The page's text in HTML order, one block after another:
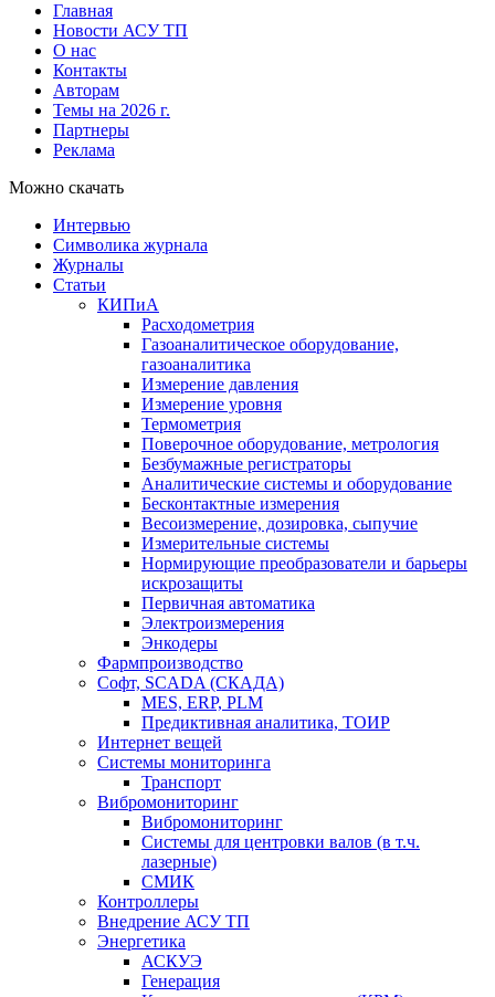
Главная
Новости АСУ ТП
О нас
Контакты
Авторам
Темы на 2026 г.
Партнеры
Реклама
Можно скачать
Интервью
Символика журнала
Журналы
Статьи
КИПиА
Расходометрия
Газоаналитическое оборудование,
газоаналитика
Измерение давления
Измерение уровня
Термометрия
Поверочное оборудование, метрология
Безбумажные регистраторы
Аналитические системы и оборудование
Бесконтактные измерения
Весоизмерение, дозировка, сыпучие
Измерительные системы
Нормирующие преобразователи и барьеры
искрозащиты
Первичная автоматика
Электроизмерения
Энкодеры
Фармпроизводство
Софт, SCADA (СКАДА)
MES, ERP, PLM
Предиктивная аналитика, ТОИР
Интернет вещей
Системы мониторинга
Транспорт
Вибромониторинг
Вибромониторинг
Системы для центровки валов (в т.ч.
лазерные)
СМИК
Контроллеры
Внедрение АСУ ТП
Энергетика
АСКУЭ
Генерация